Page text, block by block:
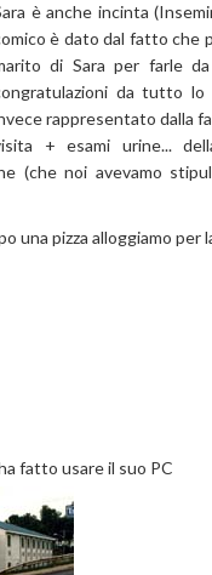
è anche incinta
è dato dal fatto che
di Sara per farle
da tutto
rappresentato dalla
+ esami urine...
(che noi avevamo
una pizza alloggiamo per
fatto usare il suo PC